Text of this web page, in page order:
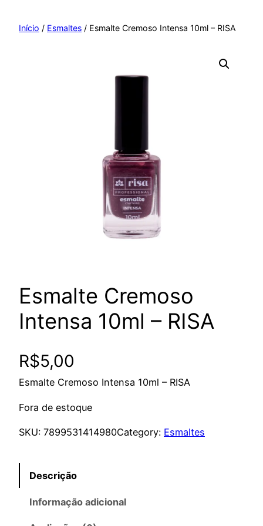
paraInício / Esmaltes / Esmalte Cremoso Intensa 10ml – RISA
Esmalte Cremoso
Intensa 10ml – RISA
R$5,00
Esmalte Cremoso Intensa 10ml – RISA
Fora de estoque
SKU: 7899531414980Category: Esmaltes
Descrição
Informação adicional